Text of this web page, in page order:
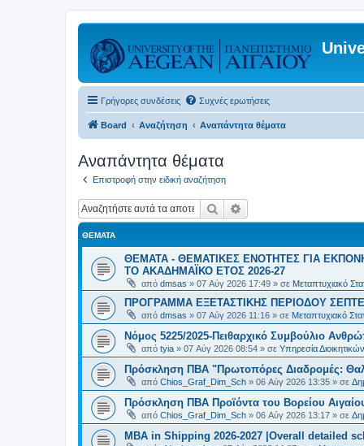
Γρήγορες συνδέσεις Συχνές ερωτήσεις
Board Αναζήτηση Αναπάντητα θέματα
Αναπάντητα θέματα
Επιστροφή στην ειδική αναζήτηση
Αναζήτηση
ΘΈΜΑΤΑ
ΘΕΜΑΤΑ - ΘΕΜΑΤΙΚΕΣ ΕΝΟΤΗΤΕΣ ΓΙΑ
ΤΟ ΑΚΑΔΗΜΑΪΚΟ ΕΤΟΣ 2026-27
από dmsas » 07 Αύγ 2026 17:49 » σε Μεταπτυχιακό
ΠΡΟΓΡΑΜΜΑ ΕΞΕΤΑΣΤΙΚΗΣ ΠΕΡΙΟΔΟΥ
από dmsas » 07 Αύγ 2026 11:16 » σε Μεταπτυχιακό
Νόμος 5225/2025-Πειθαρχικό Συμβούλιο
από tyia » 07 Αύγ 2026 08:54 » σε Υπηρεσία
Πρόσκληση ΠΒΑ "Πρωτοπόρες Διαδρομές:
από Chios_Graf_Dim_Sch » 06 Αύγ 2026 13:35 » σε
Πρόσκληση ΠΒΑ Προϊόντα του Βορείου
από Chios_Graf_Dim_Sch » 06 Αύγ 2026 13:17 » σε
MBA in Shipping 2026-2027 |Overall detailed